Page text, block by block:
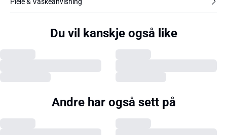
Du vil kanskje også like
Andre har også sett på